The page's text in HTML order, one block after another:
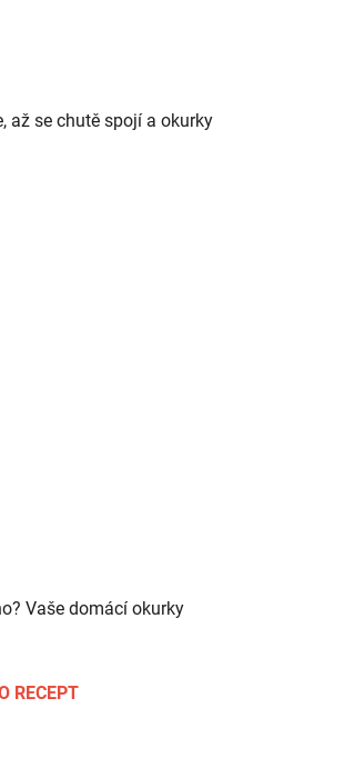
až se chutě spojí a okurky
Vaše domácí okurky
RECEPT